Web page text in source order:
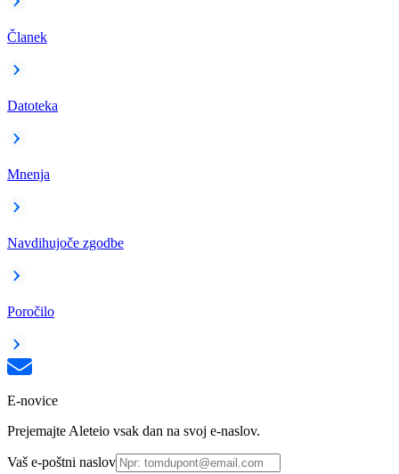
Članek
Datoteka
Mnenja
Navdihujoče zgodbe
Poročilo
E-novice
Prejemajte Aleteio vsak dan na svoj e-naslov.
Vaš e-poštni naslov